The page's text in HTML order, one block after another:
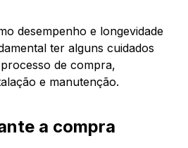
desempenho e longevidade
ter alguns cuidados
de compra,
e manutenção.
a compra